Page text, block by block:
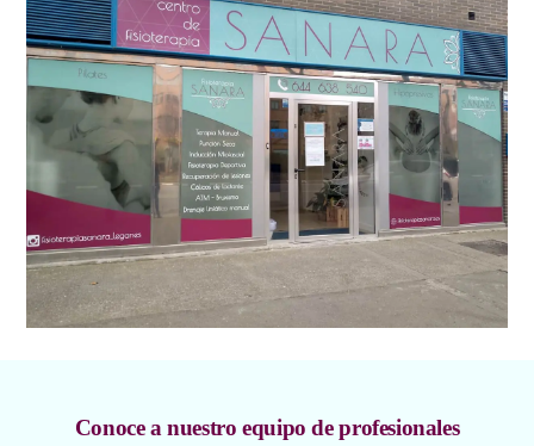
Conoce a nuestro equipo de profesionales